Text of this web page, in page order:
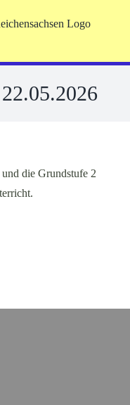
die Grundstufe 2